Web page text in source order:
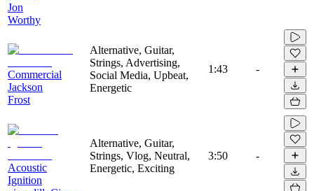
Jon
Worthy
Commercial
Jackson
Frost
Alternative, Guitar,
Strings, Advertising,
Social Media, Upbeat,
Energetic
1:43 -
Acoustic
Ignition
Alternative, Guitar,
Strings, Vlog, Neutral,
Energetic, Exciting
3:50 -